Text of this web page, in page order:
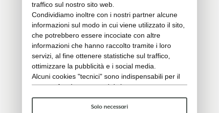
traffico sul nostro sito web.
Condividiamo inoltre con i nostri partner alcune
informazioni sul modo in cui viene utilizzato il sito,
che potrebbero essere incociate con altre
informazioni che hanno raccolto tramite i loro
servizi, al fine ottenere statistiche sul traffico,
ottimizzare la pubblicità e i social media.
Alcuni cookies "tecnici" sono indispensabili per il
corretto funzionamento del sito e non trattano o
condividono con terzi alcun dato personale. Per
saperne di più puoi consultare la nostra
Solo necessari